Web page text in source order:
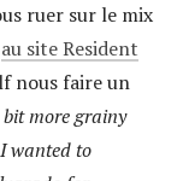
ruer sur le mix
au site Resident
nous faire un
more grainy
wanted to